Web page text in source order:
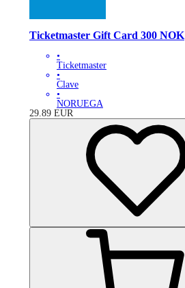
Ticketmaster Gift Card 300 NOK
•
Ticketmaster
•
Clave
•
NORUEGA
29.89 EUR